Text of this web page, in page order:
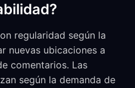
regularidad según la
nuevas ubicaciones a
comentarios. Las
según la demanda de